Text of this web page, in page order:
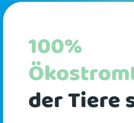
100%
der Tiere